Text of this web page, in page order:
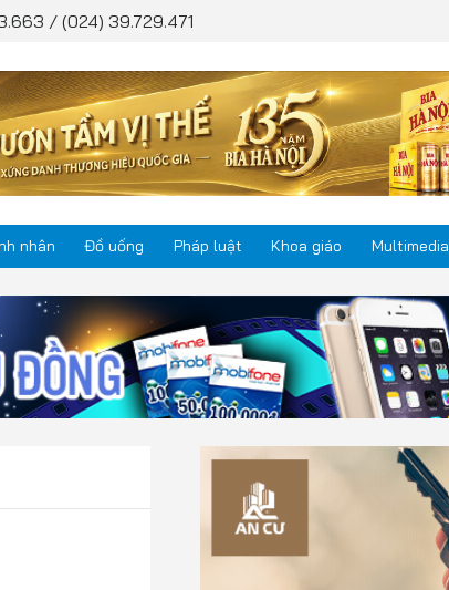
/ (024) 39.729.471
nhân Đồ uống Pháp luật Khoa giáo Multimedia
Khoa giáo
Multimedia